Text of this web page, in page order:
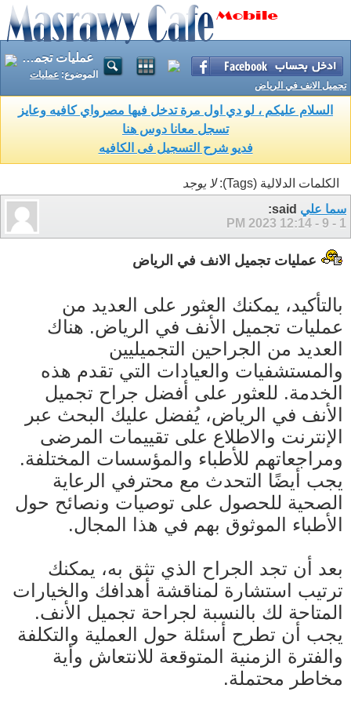
عمليات تجميل الانف في الرياض
الموضوع: عمليات
تجميل الانف في الرياض
السلام عليكم ، لو دي اول مرة تدخل فيها مصرواي كافيه وعايز
تسجل معانا دوس هنا
فديو شرح التسجيل فى الكافيه
الكلمات الدلالية (Tags):
لا يوجد
سما علي
1 - 9 - 2023
12:14 PM
عمليات تجميل الانف في الرياض
بالتأكيد، يمكنك العثور على العديد من
عمليات تجميل الأنف في الرياض. هناك
العديد من الجراحين التجميليين
والمستشفيات والعيادات التي تقدم هذه
الخدمة. للعثور على أفضل جراح تجميل
الأنف في الرياض، يُفضل عليك البحث عبر
الإنترنت والاطلاع على تقييمات المرضى
ومراجعاتهم للأطباء والمؤسسات المختلفة.
يجب أيضًا التحدث مع محترفي الرعاية
الصحية للحصول على توصيات ونصائح حول
الأطباء الموثوق بهم في هذا المجال.
بعد أن تجد الجراح الذي تثق به، يمكنك
ترتيب استشارة لمناقشة أهدافك والخيارات
المتاحة لك بالنسبة لجراحة تجميل الأنف.
يجب أن تطرح أسئلة حول العملية والتكلفة
والفترة الزمنية المتوقعة للانتعاش وأية
مخاطر محتملة.